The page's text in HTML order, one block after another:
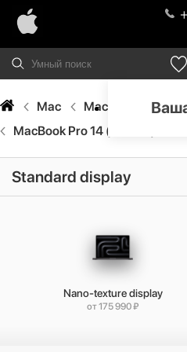
Mac MacBook Pro
MacBook Pro 14 (M5 Pro)
Standard display
Nano-texture display
от 175 990 ₽